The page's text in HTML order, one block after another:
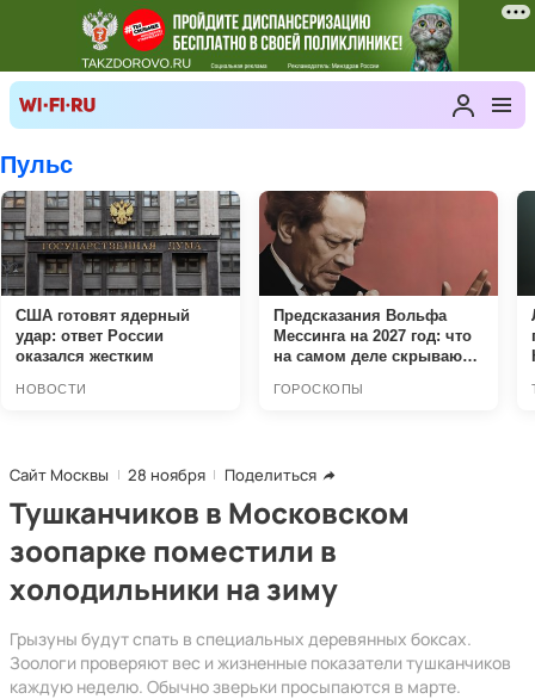
Сайт Москвы 28 ноября Поделиться
Тушканчиков в Московском
зоопарке поместили в
холодильники на зиму
Грызуны будут спать в специальных деревянных боксах.
Зоологи проверяют вес и жизненные показатели тушканчиков
каждую неделю. Обычно зверьки просыпаются в марте.